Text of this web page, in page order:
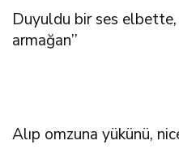
Duyuldu bir ses elbette,
armağan’’
Alıp omzuna yükünü,